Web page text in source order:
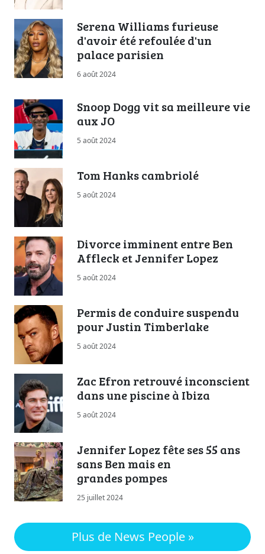
Serena Williams furieuse
d'avoir été refoulée d'un
palace parisien
6 août 2024
Snoop Dogg vit sa meilleure vie
aux JO
5 août 2024
Tom Hanks cambriolé
5 août 2024
Divorce imminent entre Ben
Affleck et Jennifer Lopez
5 août 2024
Permis de conduire suspendu
pour Justin Timberlake
5 août 2024
Zac Efron retrouvé inconscient
dans une piscine à Ibiza
5 août 2024
Jennifer Lopez fête ses 55 ans
sans Ben mais en
grandes pompes
25 juillet 2024
Plus de News People »